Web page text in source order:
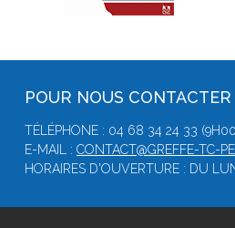
POUR NOUS CONTACTER
TÉLÉPHONE : 04 68 34 24 33
E-MAIL : CONTACT@GREFFE-TC-
HORAIRES D'OUVERTURE : DU